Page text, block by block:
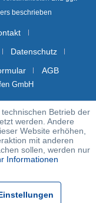
beschrieben
Datenschutz
AGB
GmbH
Betrieb der
werden. Andere
Website erhöhen,
mit anderen
sollen, werden nur
Informationen